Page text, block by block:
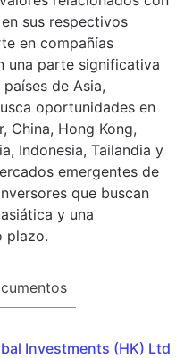
sus respectivos
en compañías
una parte significativa
de Asia,
oportunidades en
China, Hong Kong,
Indonesia, Tailandia y
emergentes de
que buscan
y una
plazo.
Investments (HK) Ltd